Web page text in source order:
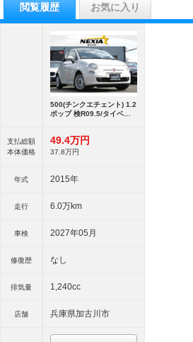
閲覧履歴 お気に入り
支払総額
本体価格
年式
走行
車検
修復歴
排気量
店舗
500(チンクエチェント) 1.2
ポップ 検R09.5/タイベル
49.4万円
37. 8万円
2015年
6.0万km
2027年05月
なし
1,240cc
兵庫県加古川市